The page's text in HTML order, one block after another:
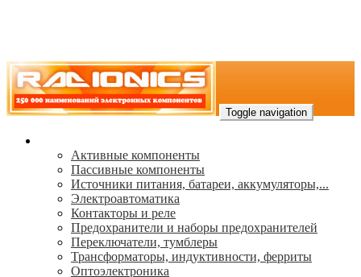
Toggle navigation
Активные компоненты
Пассивные компоненты
Источники питания, батареи, аккумуляторы,...
Электроавтоматика
Контакторы и реле
Предохранители и наборы предохранителей
Переключатели, тумблеры
Трансформаторы, индуктивности, ферриты
Oптоэлектроника